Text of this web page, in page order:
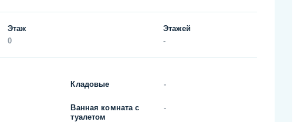
Этаж
0
Этажей
-
Кладовые -
Ванная комната с
туалетом
-